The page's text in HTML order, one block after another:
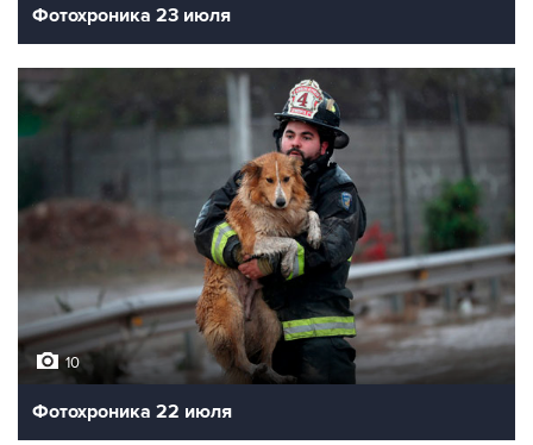
Фотохроника 23 июля
10
Фотохроника 22 июля